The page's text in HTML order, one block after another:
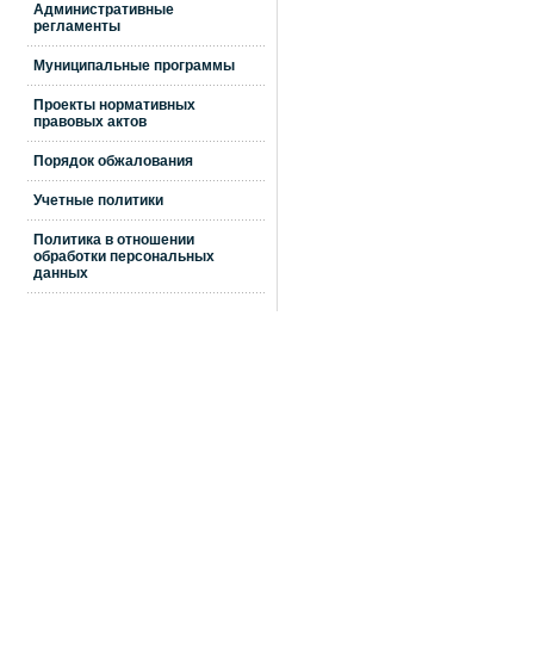
Административные
регламенты
Муниципальные программы
Проекты нормативных
правовых актов
Порядок обжалования
Учетные политики
Политика в отношении
обработки персональных
данных